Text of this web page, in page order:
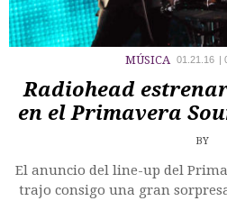
MÚSICA 01.21.16
Radiohead
en el Primavera
BY
El anuncio del line-up del
trajo consigo una gran